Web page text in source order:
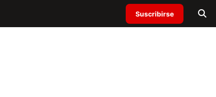
Suscribirse